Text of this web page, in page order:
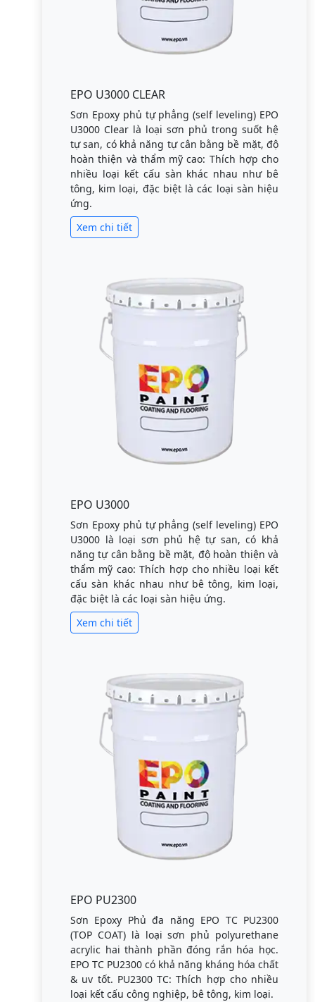
EPO U3000 CLEAR
Sơn Epoxy phủ tự phẳng (self leveling) EPO
U3000 Clear là loại sơn phủ trong suốt hệ
tự san, có khả năng tự cân bằng bề mặt, độ
hoàn thiện và thẩm mỹ cao: Thích hợp cho
nhiều loại kết cấu sàn khác nhau như bê
tông, kim loại, đặc biệt là các loại sàn hiệu
ứng.
Xem chi tiết
EPO U3000
Sơn Epoxy phủ tự phẳng (self leveling) EPO
U3000 là loại sơn phủ hệ tự san, có khả
năng tự cân bằng bề mặt, độ hoàn thiện và
thẩm mỹ cao: Thích hợp cho nhiều loại kết
cấu sàn khác nhau như bê tông, kim loại,
đặc biệt là các loại sàn hiệu ứng.
Xem chi tiết
EPO PU2300
Sơn Epoxy Phủ đa năng EPO TC PU2300
(TOP COAT) là loại sơn phủ polyurethane
acrylic hai thành phần đóng rắn hóa học.
EPO TC PU2300 có khả năng kháng hóa chất
& uv tốt. PU2300 TC: Thích hợp cho nhiều
loại kết cấu công nghiệp, bê tông, kim loại.